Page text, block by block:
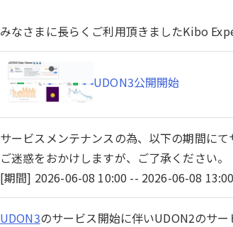
みなさまに長らくご利用頂きましたKibo
UDON3公開開始
サービスメンテナンスの為、以下の期間にて
ご迷惑をおかけしますが、ご了承ください。
[期間] 2026-06-08 10:00 -- 2026-06-08
UDON3のサービス開始に伴いUDON2のサ